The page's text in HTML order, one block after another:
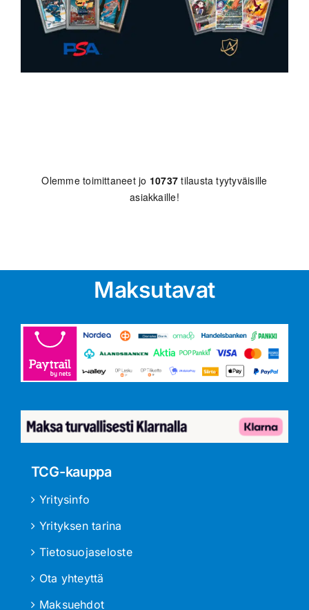
Olemme toimittaneet jo 10737 tilausta tyytyväisille
asiakkaille!
Maksutavat
TCG-kauppa
Yritysinfo
Yrityksen tarina
Tietosuojaseloste
Ota yhteyttä
Maksuehdot